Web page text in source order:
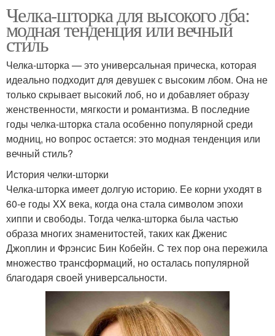
Челка-шторка для высокого лба:
модная тенденция или вечный
стиль
Челка-шторка — это универсальная прическа, которая
идеально подходит для девушек с высоким лбом. Она не
только скрывает высокий лоб, но и добавляет образу
женственности, мягкости и романтизма. В последние
годы челка-шторка стала особенно популярной среди
модниц, но вопрос остается: это модная тенденция или
вечный стиль?
История челки-шторки
Челка-шторка имеет долгую историю. Ее корни уходят в
60-е годы XX века, когда она стала символом эпохи
хиппи и свободы. Тогда челка-шторка была частью
образа многих знаменитостей, таких как Дженис
Джоплин и Фрэнсис Бин Кобейн. С тех пор она пережила
множество трансформаций, но осталась популярной
благодаря своей универсальности.